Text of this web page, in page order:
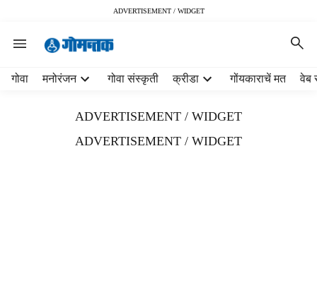
ADVERTISEMENT / WIDGET
गोवा मनोरंजन गोवा संस्कृती क्रीडा गोंयकाराचें मत वेब
ADVERTISEMENT / WIDGET
ADVERTISEMENT / WIDGET